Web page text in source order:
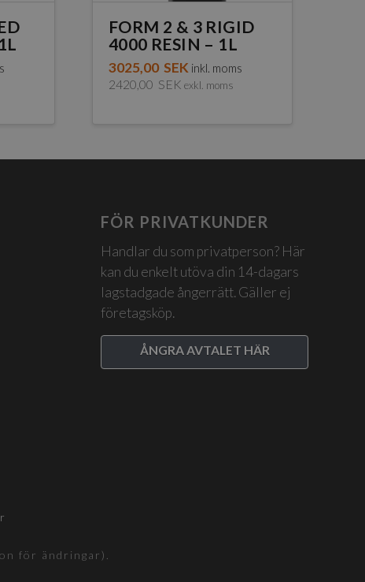
FORM 2 & 3 RIGID
4000 RESIN – 1L
3025,00 SEK inkl. moms
2420,00 SEK exkl. moms
FÖR PRIVATKUNDER
Handlar du som privatperson? Här
kan du enkelt utöva din 14-dagars
lagstadgade ångerrätt. Gäller ej
företagsköp.
ÅNGRA AVTALET HÄR
för ändringar).